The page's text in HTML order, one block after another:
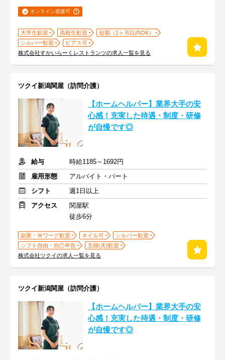
オンライン面接可
大学生歓迎 高校生歓迎
短期（1ヶ月以内OK）
シルバー歓迎
ピアス可
株式会社すかいらーくレストランツの求人一覧を見る
ツクイ新潟関屋（訪問介護）
【ホームヘルパー】業界大手の安
心感！充実した待遇・制度・研修
が自慢です◎
給与
時給1185～1692円
雇用形態
アルバイト・パート
シフト
週1日以上
アクセス
関屋駅
徒歩6分
副業・Ｗワーク歓迎 ネイル可
シルバー歓迎
シフト自由・自己申告
主婦(夫)歓迎
株式会社ツクイの求人一覧を見る
ツクイ新潟関屋（訪問介護）
【ホームヘルパー】業界大手の安
心感！充実した待遇・制度・研修
が自慢です◎